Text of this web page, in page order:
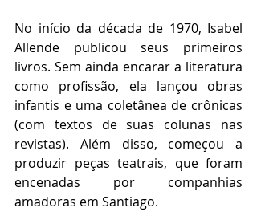
No início da década de 1970, Isabel
Allende publicou seus primeiros
livros. Sem ainda encarar a literatura
como profissão, ela lançou obras
infantis e uma coletânea de crônicas
(com textos de suas colunas nas
revistas). Além disso, começou a
produzir peças teatrais, que foram
encenadas por companhias
amadoras em Santiago.